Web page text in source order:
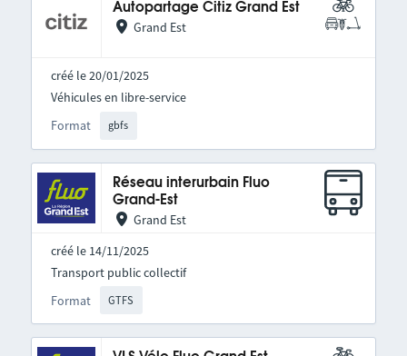
Autopartage Citiz Grand Est
Grand Est
créé le 20/01/2025
Format gbfs
Véhicules en libre-service
Réseau interurbain Fluo
Grand-Est
Grand Est
créé le 14/11/2025
Format GTFS
Transport public collectif